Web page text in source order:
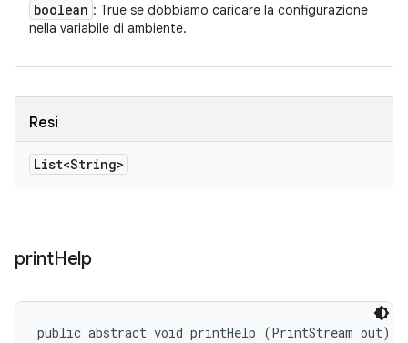
boolean : True se dobbiamo caricare la configurazione
nella variabile di ambiente.
Resi
List<String>
printHelp
public abstract void printHelp (PrintStream out)